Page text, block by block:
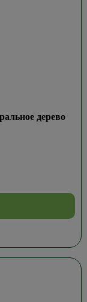
дерево